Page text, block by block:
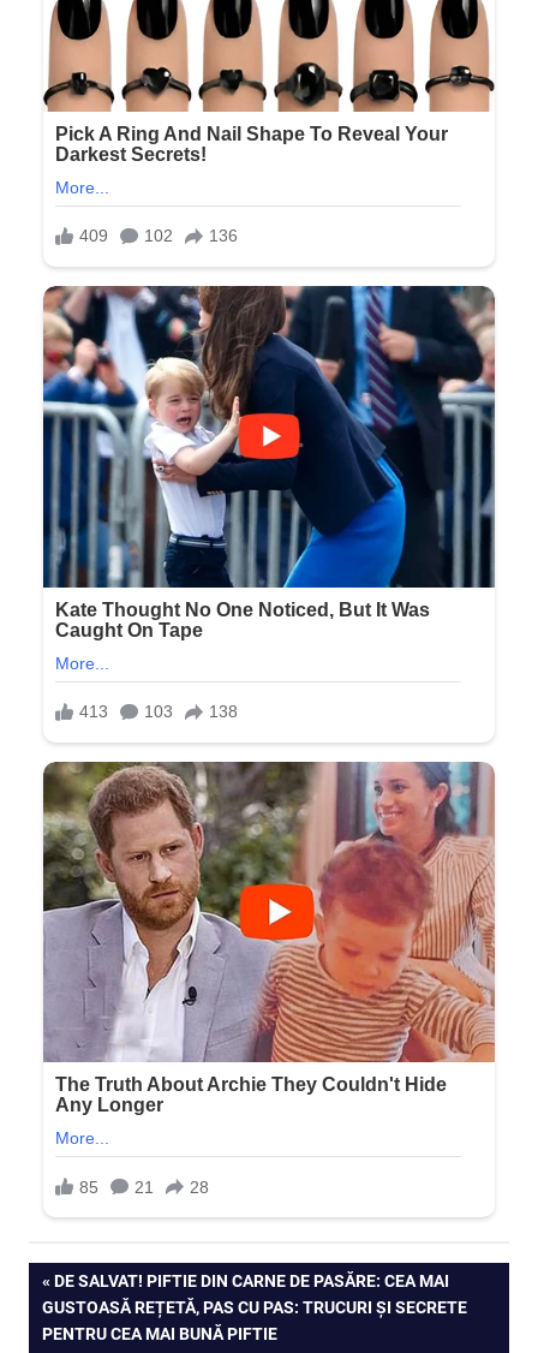
Navigare
în
PREVIOUS
POST:
DE SALVAT! PIFTIE DIN CARNE DE PASĂRE: CEA MAI
GUSTOASĂ REȚETĂ, PAS CU PAS: TRUCURI ȘI SECRETE
PENTRU CEA MAI BUNĂ PIFTIE